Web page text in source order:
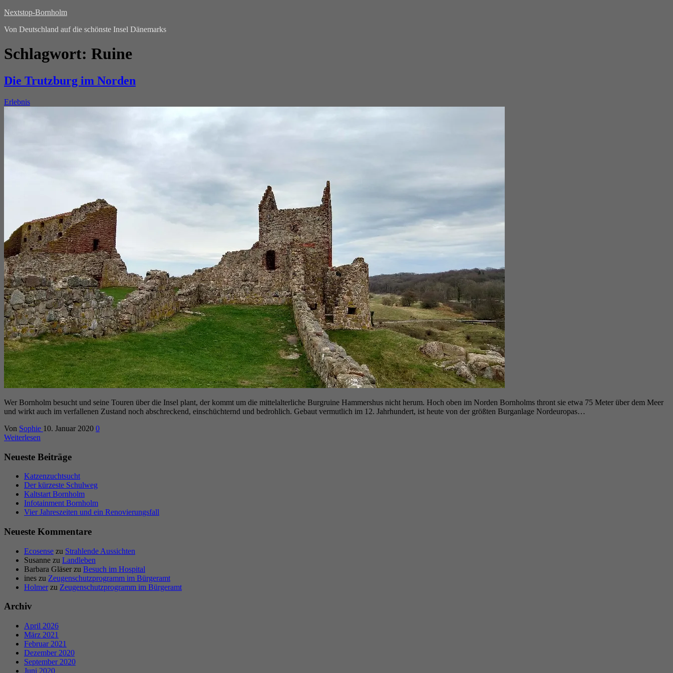
Nextstop-Bornholm
Von Deutschland auf die schönste Insel Dänemarks
Schlagwort: Ruine
Die Trutzburg im Norden
Erlebnis
Wer Bornholm besucht und seine Touren über die Insel plant, der kommt um die mittelalterliche Burgruine Hammershus nicht herum. Hoch oben im Norden Bornholms thront sie etwa 75 Meter über dem Meer
und wirkt auch im verfallenen Zustand noch abschreckend, einschüchternd und bedrohlich. Gebaut vermutlich im 12. Jahrhundert, ist heute von der größten Burganlage Nordeuropas…
Von Sophie 10. Januar 2020 0
Weiterlesen
Neueste Beiträge
Katzenzuchtsucht
Der kürzeste Schulweg
Kaltstart Bornholm
Infotainment Bornholm
Vier Jahreszeiten und ein Renovierungsfall
Neueste Kommentare
Ecosense zu Strahlende Aussichten
Susanne zu Landleben
Barbara Gläser zu Besuch im Hospital
ines zu Zeugenschutzprogramm im Bürgeramt
Holmerzu Zeugenschutzprogramm im Bürgeramt
Archiv
April 2026
März 2021
Februar 2021
Dezember 2020
September 2020
Juni 2020